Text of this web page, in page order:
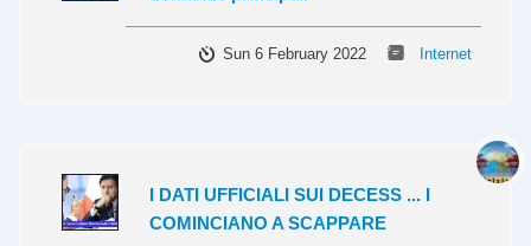
Sun 6 February 2022 Internet
I DATI UFFICIALI SUI DECESS ... I
COMINCIANO A SCAPPARE